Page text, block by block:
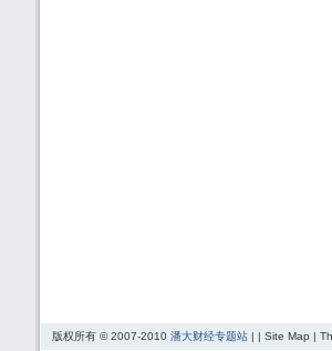
版权所有 © 2007-2010 潘大财经专题站 | | Site Map |